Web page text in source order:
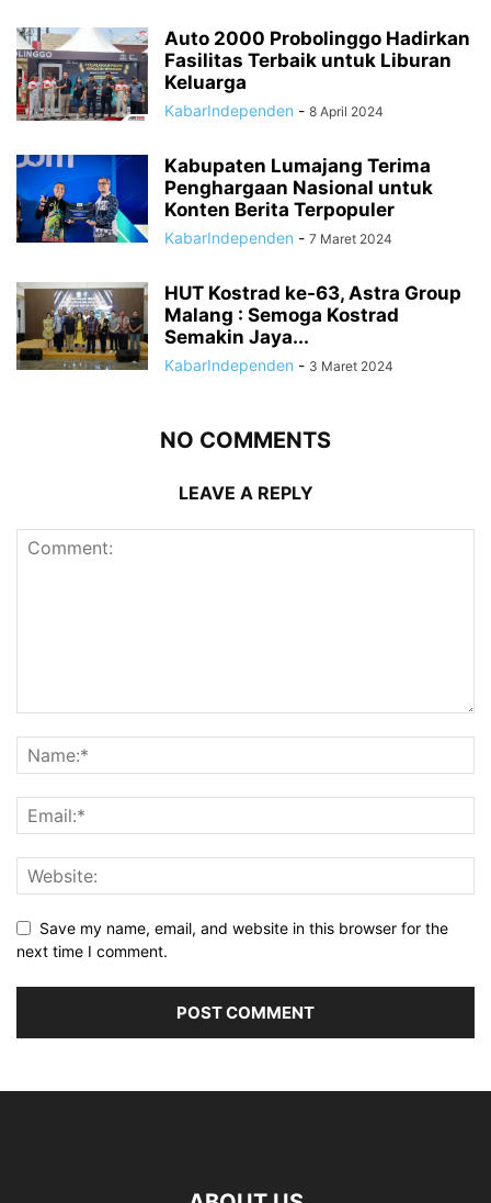
Auto 2000 Probolinggo Hadirkan
Fasilitas Terbaik untuk Liburan
Keluarga
KabarIndependen - 8 April 2024
Kabupaten Lumajang Terima
Penghargaan Nasional untuk
Konten Berita Terpopuler
KabarIndependen - 7 Maret 2024
HUT Kostrad ke-63, Astra Group
Malang : Semoga Kostrad
Semakin Jaya...
KabarIndependen - 3 Maret 2024
NO COMMENTS
LEAVE A REPLY
Save my name, email, and website in this browser for the
next time I comment.